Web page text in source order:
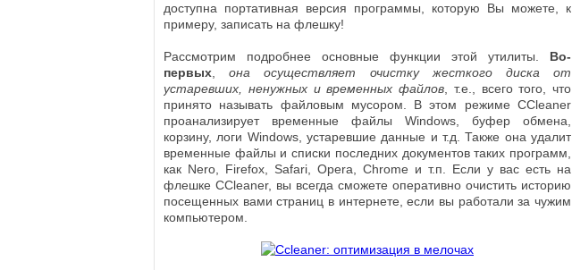
доступна портативная версия программы, которую Вы можете, к
примеру, записать на флешку!
Рассмотрим подробнее основные функции этой утилиты. Во-
первых ,она осуществляет очистку жесткого диска от
устаревших, ненужных и временных файлов , т.е., всего того, что
принято называть файловым мусором. В этом режиме CCleaner
проанализирует временные файлы Windows, буфер обмена,
корзину, логи Windows, устаревшие данные и т.д. Также она удалит
временные файлы и списки последних документов таких программ,
как Nero, Firefox, Safari, Opera, Chrome и т.п. Если у вас есть на
флешке CCleaner, вы всегда сможете оперативно очистить историю
посещенных вами страниц в интернете, если вы работали за чужим
компьютером.